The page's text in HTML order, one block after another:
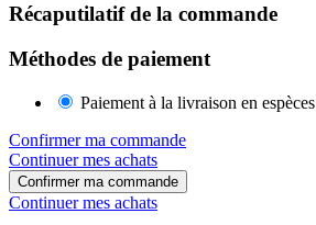
Récaputilatif de la commande
Méthodes de paiement
Paiement à la livraison en espèces
Confirmer ma commande
Continuer mes achats
Confirmer ma commande
Continuer mes achats